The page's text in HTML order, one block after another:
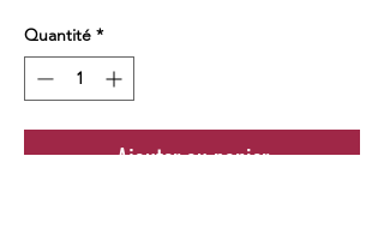
Quantité *
Ajouter au panier